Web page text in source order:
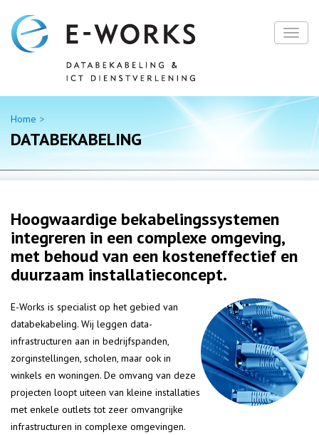
Home
DATABEKABELING
Hoogwaardige bekabelingssystemen
integreren in een complexe omgeving,
met behoud van een kosteneffectief en
duurzaam installatieconcept.
E-Works is specialist op het gebied van
databekabeling. Wij leggen data-
infrastructuren aan in bedrijfspanden,
zorginstellingen, scholen, maar ook in
winkels en woningen. De omvang van deze
projecten loopt uiteen van kleine installaties
met enkele outlets tot zeer omvangrijke
infrastructuren in complexe omgevingen.